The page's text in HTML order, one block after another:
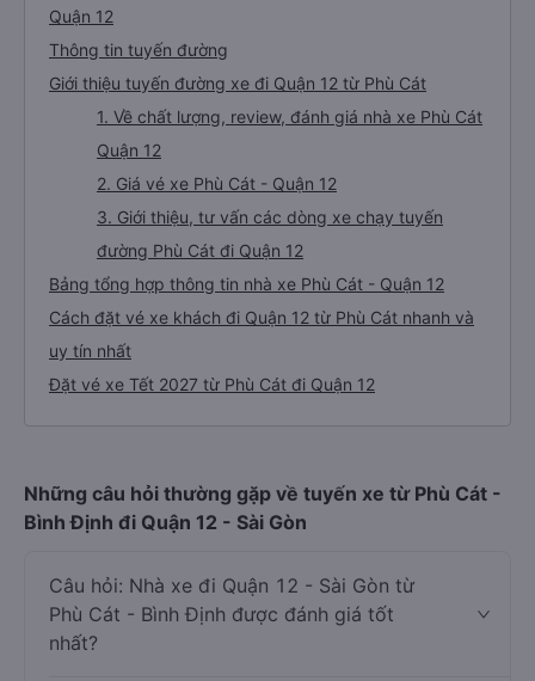
Quận 12
Thông tin tuyến đường
Giới thiệu tuyến đường xe đi Quận 12 từ Phù Cát
1. Về chất lượng, review, đánh giá nhà xe Phù Cát
Quận 12
2. Giá vé xe Phù Cát - Quận 12
3. Giới thiệu, tư vấn các dòng xe chạy tuyến
đường Phù Cát đi Quận 12
Bảng tổng hợp thông tin nhà xe Phù Cát - Quận 12
Cách đặt vé xe khách đi Quận 12 từ Phù Cát nhanh và
uy tín nhất
Đặt vé xe Tết 2027 từ Phù Cát đi Quận 12
Những câu hỏi thường gặp về tuyến xe từ Phù Cát -
Bình Định đi Quận 12 - Sài Gòn
Câu hỏi: Nhà xe đi Quận 12 - Sài Gòn từ
Phù Cát - Bình Định được đánh giá tốt
nhất?